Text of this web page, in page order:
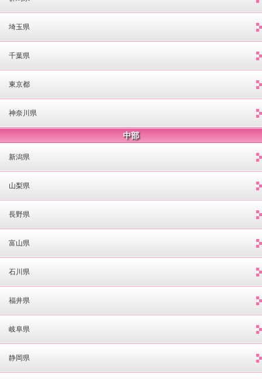
埼玉県
千葉県
東京都
神奈川県
中部
新潟県
山梨県
長野県
富山県
石川県
福井県
岐阜県
静岡県